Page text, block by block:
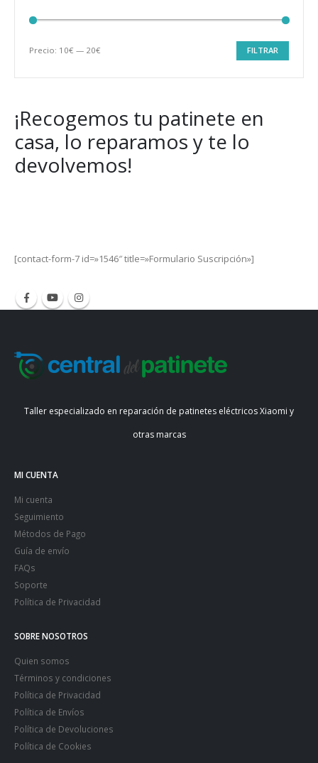
FILTRAR
Precio: 10€ — 20€
¡Recogemos tu patinete en
casa, lo reparamos y te lo
devolvemos!
[contact-form-7 id=»1546″ title=»Formulario Suscripción»]
Taller especializado en reparación de patinetes eléctricos Xiaomi y
otras marcas
MI CUENTA
Mi cuenta
Seguimiento
Métodos de Pago
Guía de envío
FAQs
Soporte
Política de Privacidad
SOBRE NOSOTROS
Quien somos
Términos y condiciones
Política de Privacidad
Política de Envíos
Política de Devoluciones
Política de Cookies